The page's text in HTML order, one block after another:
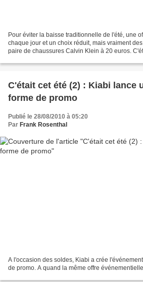
Pour éviter la baisse traditionnelle de l'été, une
chaque jour et un choix réduit, mais vraiment
paire de chaussures Calvin Klein à 20 euros.
C'était cet été (2) : Kiabi lance
forme de promo
Publié le 28/08/2010 à 05:20
Par Frank Rosenthal
A l'occasion des soldes, Kiabi a crée
de promo. A quand la même offre